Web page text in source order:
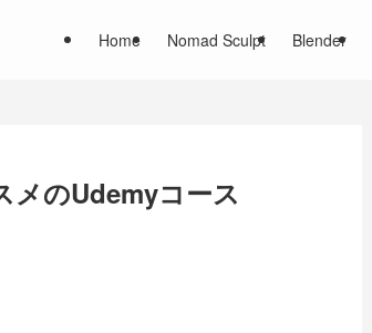
Home Nomad Sculpt Blender
メのUdemyコース